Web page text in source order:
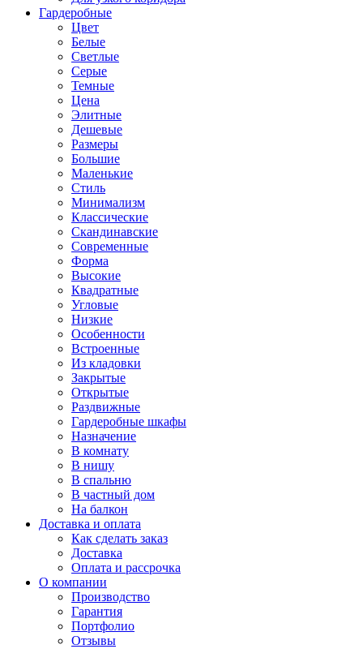
Гардеробные
Цвет
Белые
Светлые
Серые
Темные
Цена
Элитные
Дешевые
Размеры
Большие
Маленькие
Стиль
Минимализм
Классические
Скандинавские
Современные
Форма
Высокие
Квадратные
Угловые
Низкие
Особенности
Встроенные
Из кладовки
Закрытые
Открытые
Раздвижные
Гардеробные шкафы
Назначение
В комнату
В нишу
В спальню
В частный дом
На балкон
Доставка и оплата
Как сделать заказ
Доставка
Оплата и рассрочка
О компании
Производство
Гарантия
Портфолио
Отзывы